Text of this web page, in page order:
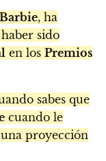
Barbie, ha
sido
en los Premios
sabes que
cuando le
proyección